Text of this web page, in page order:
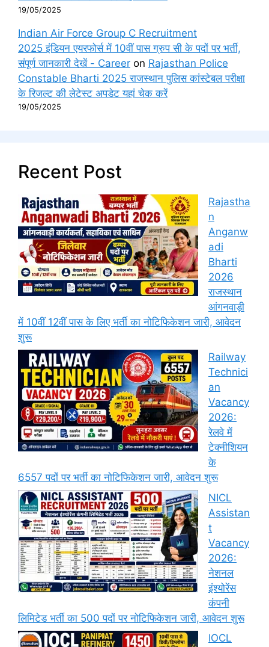
19/05/2025
Indian Air Force Group C Recruitment
2025 इंडियन एयरफोर्स में 10वीं पास ग्रुप सी के पदों पर भर्ती,
संपूर्ण जानकारी देखें - Career on Rajasthan Police
Constable Bharti 2025 राजस्थान पुलिस कांस्टेबल परीक्षा
के रिजल्ट की लेटेस्ट अपडेट यहां चेक करें
19/05/2025
Recent Post
Rajastha
n
Anganw
adi
Bharti
2026
राजस्थान
आंगनवाड़ी
में 10वीं 12वीं पास के लिए भर्ती का नोटिफिकेशन जारी, आवेदन
शुरू
Railway
Technici
an
Vacancy
2026:
रेलवे में
टेक्नीशियन
के
6557 पदों पर भर्ती का नोटिफिकेशन जारी, आवेदन शुरू
NICL
Assistan
t
Vacancy
2026:
नेशनल
इंश्योरेंस
कंपनी
लिमिटेड भर्ती का 500 पदों पर नोटिफिकेशन जारी, आवेदन शुरू
IOCL